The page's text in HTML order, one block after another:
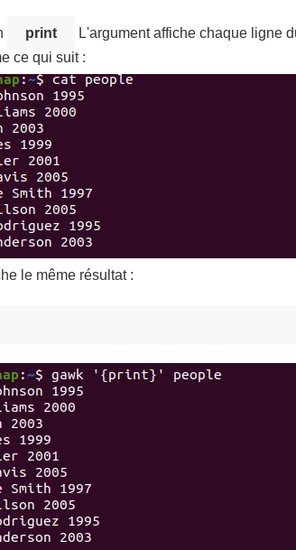
print
L'argument affiche chaque ligne
ce qui suit :
le même résultat :